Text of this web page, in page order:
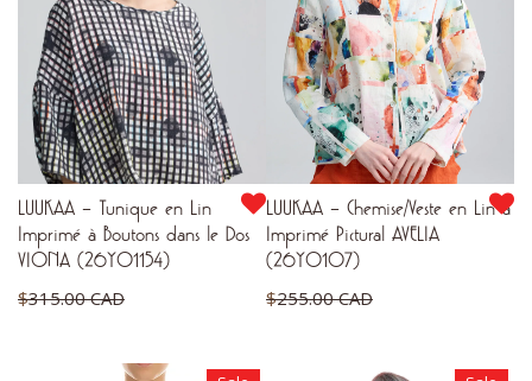
LUUKAA – Tunique en Lin
Imprimé à Boutons dans le Dos
VIONA (26Y01154)
$315.00 CAD
initial
LUUKAA – Chemise/Veste en Lin à
Imprimé Pictural AVELIA
(26Y0107)
$255.00 CAD
initial